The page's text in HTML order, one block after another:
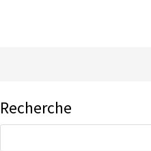
Recherche